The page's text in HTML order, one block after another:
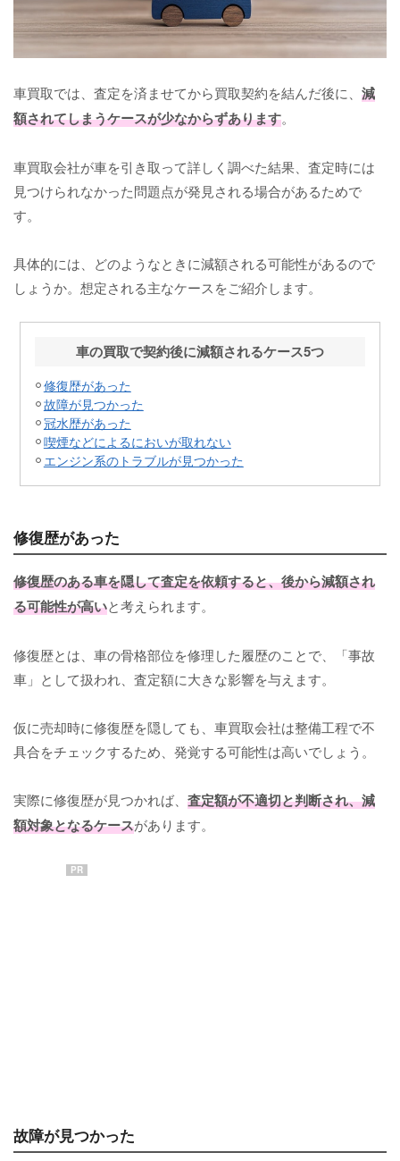
車買取では、査定を済ませてから買取契約を結んだ後に、 減
額されてしまうケースが少なからずあります。
車買取会社が車を引き取って詳しく調べた結果、査定時には
見つけられなかった問題点が発見される場合があるためで
す。
具体的には、どのようなときに減額される可能性があるので
しょうか。想定される主なケースをご紹介します。
車の買取で契約後に減額されるケース5つ
修復歴があった
故障が見つかった
冠水歴があった
喫煙などによるにおいが取れない
エンジン系のトラブルが見つかった
修復歴があった
修復歴のある車を隠して査定を依頼すると、後から減額され
る可能性が高いと考えられます。
修復歴とは、車の骨格部位を修理した履歴のことで、「事故
車」として扱われ、査定額に大きな影響を与えます。
仮に売却時に修復歴を隠しても、車買取会社は整備工程で不
具合をチェックするため、発覚する可能性は高いでしょう。
実際に修復歴が見つかれば、 査定額が不適切と判断され、減
額対象となるケースがあります。
PR
故障が見つかった